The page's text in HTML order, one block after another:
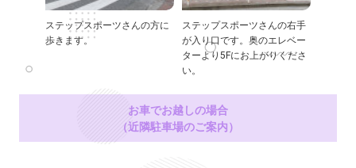
ステップスポーツさんの方に
歩きます。
ステップスポーツさんの右手
が入り口です。奥のエレベー
ターより5Fにお上がりくださ
い。
お車でお越しの場合
（近隣駐車場のご案内）